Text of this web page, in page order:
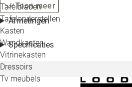
Tafelbladen
Tafelonderstellen
Kasten
Wandkasten
Vitrinekasten
Dressoirs
Tv meubels
Toon meer
Afmetingen
Specificaties